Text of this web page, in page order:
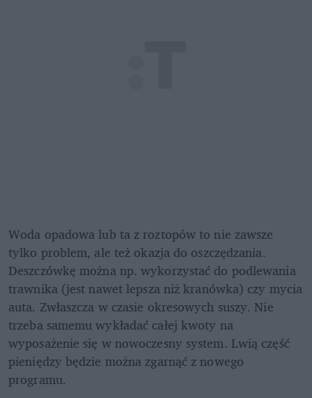
Woda opadowa lub ta z roztopów to nie zawsze
tylko problem, ale też okazja do oszczędzania.
Deszczówkę można np. wykorzystać do podlewania
trawnika (jest nawet lepsza niż kranówka) czy mycia
auta. Zwłaszcza w czasie okresowych suszy. Nie
trzeba samemu wykładać całej kwoty na
wyposażenie się w nowoczesny system. Lwią część
pieniędzy będzie można zgarnąć z nowego
programu.